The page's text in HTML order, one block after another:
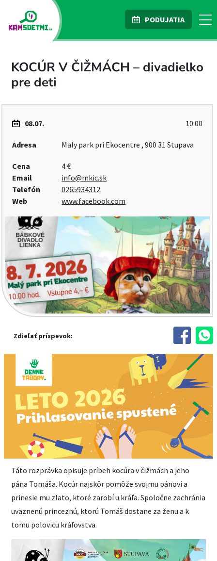
PODUJATIA
KOCÚR V ČIŽMÁCH – divadielko
pre deti
08.07. 10:00
Adresa Maly park pri Ekocentre , 900 31 Stupava
Cena
4 €
Email
info@mkic.sk
Telefón
0265934312
Web
www.facebook.com
Zdieľať príspevok:
Táto rozprávka opisuje príbeh kocúra v čižmách a jeho
pána Tomáša. Kocúr najskôr pomôže svojmu pánovi a
prinesie mu zlato, ktoré zarobí u kráľa. Spoločne zachránia
uväznenú princeznú, ktorú Tomáš dostane za ženu a k
tomu polovicu kráľovstva.